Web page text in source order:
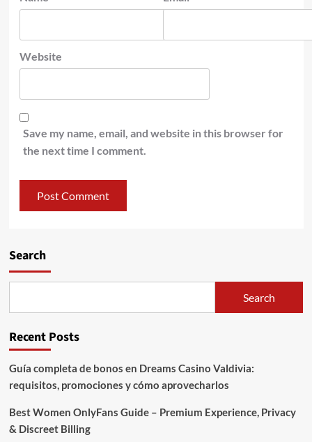
Website
Save my name, email, and website in this browser for
the next time I comment.
Search
Search
Recent Posts
Guía completa de bonos en Dreams Casino Valdivia:
requisitos, promociones y cómo aprovecharlos​
Best Women OnlyFans Guide – Premium Experience, Privacy
& Discreet Billing